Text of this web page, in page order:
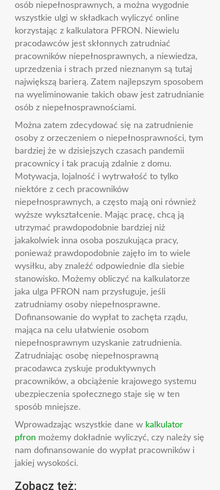
osób niepełnosprawnych, a można wygodnie
wszystkie ulgi w składkach wyliczyć online
korzystając z kalkulatora PFRON. Niewielu
pracodawców jest skłonnych zatrudniać
pracowników niepełnosprawnych, a niewiedza,
uprzedzenia i strach przed nieznanym są tutaj
największą barierą. Zatem najlepszym sposobem
na wyeliminowanie takich obaw jest zatrudnianie
osób z niepełnosprawnościami.
Można zatem zdecydować się na zatrudnienie
osoby z orzeczeniem o niepełnosprawności, tym
bardziej że w dzisiejszych czasach pandemii
pracownicy i tak pracują zdalnie z domu.
Motywacja, lojalność i wytrwałość to tylko
niektóre z cech pracowników
niepełnosprawnych, a często mają oni również
wyższe wykształcenie. Mając pracę, chcą ją
utrzymać prawdopodobnie bardziej niż
jakakolwiek inna osoba poszukująca pracy,
ponieważ prawdopodobnie zajęło im to wiele
wysiłku, aby znaleźć odpowiednie dla siebie
stanowisko. Możemy obliczyć na kalkulatorze
jaka ulga PFRON nam przysługuje, jeśli
zatrudniamy osoby niepełnosprawne.
Dofinansowanie do wypłat to zachęta rządu,
mająca na celu ułatwienie osobom
niepełnosprawnym uzyskanie zatrudnienia.
Zatrudniając osobę niepełnosprawną
pracodawca zyskuje produktywnych
pracowników, a obciążenie krajowego systemu
ubezpieczenia społecznego staje się w ten
sposób mniejsze.
Wprowadzając wszystkie dane w kalkulator
pfron możemy dokładnie wyliczyć, czy należy się
nam dofinansowanie do wypłat pracowników i
jakiej wysokości.
Zobacz też: